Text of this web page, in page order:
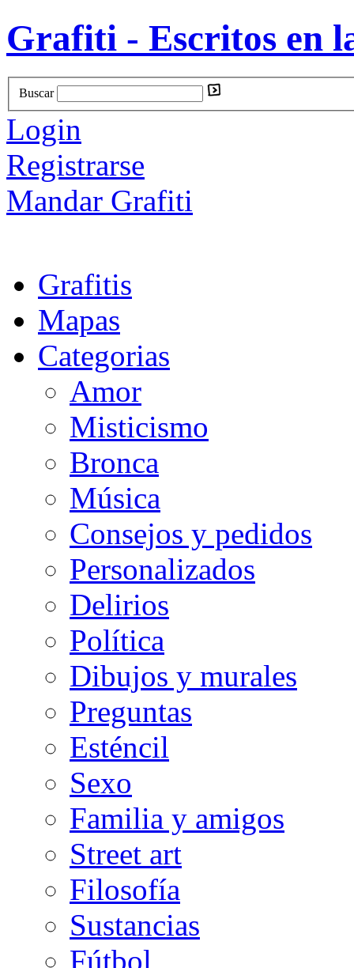
Grafiti - Escritos en
Buscar
Login
Registrarse
Mandar Grafiti
Grafitis
Mapas
Categorias
Amor
Misticismo
Bronca
Música
Consejos y pedidos
Personalizados
Delirios
Política
Dibujos y murales
Preguntas
Esténcil
Sexo
Familia y amigos
Street art
Filosofía
Sustancias
Fútbol